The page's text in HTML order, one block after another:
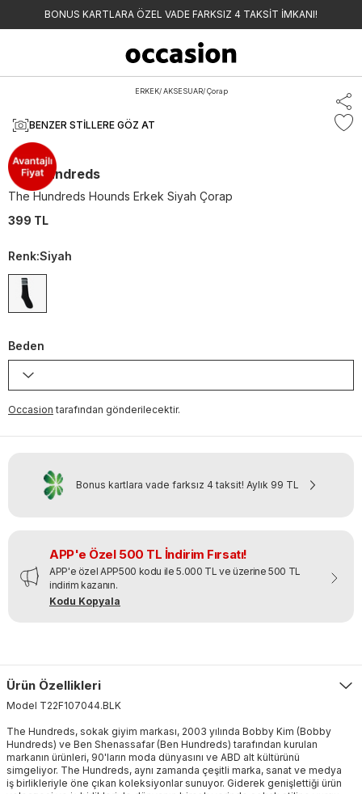
BONUS KARTLARA ÖZEL VADE FARKSIZ 4 TAKSİT İMKANI!
ERKEK/ AKSESUAR/ Çorap
BENZER STILLERE GÖZ AT
The Hundreds
The Hundreds Hounds Erkek Siyah Çorap
399 TL
Renk:Siyah
Beden
Occasion tarafından gönderilecektir.
Bonus kartlara vade farksız 4 taksit! Aylık 99 TL
APP'e Özel 500 TL İndirim Fırsatı!
APP'e özel APP500 kodu ile 5.000 TL ve üzerine 500 TL
indirim kazanın.
Kodu Kopyala
Ürün Özellikleri
Model T22F107044.BLK
The Hundreds, sokak giyim markası, 2003 yılında Bobby Kim (Bobby
Hundreds) ve Ben Shenassafar (Ben Hundreds) tarafından kurulan
markanın ürünleri, 90'ların moda dünyasını ve ABD alt kültürünü
simgeliyor. The Hundreds, aynı zamanda çeşitli marka, sanat ve medya
iş birlikleriyle öne çıkan koleksiyonlar sunuyor. Giderek genişlettiği ürün